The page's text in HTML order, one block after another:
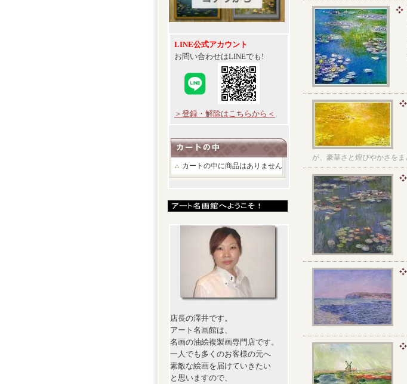
LINE公式アカウント
お問い合わせはLINEでも!
＞登録・解除はこちらから＜
カートの中に商品はありません
店長の澤井です。
アート名画館は、
名画の油絵複製画専門店です。
一人でも多くのお客様の元へ
素敵な絵画を届けていきたい
と思いますので、
が、豪華さと煌びやかさを